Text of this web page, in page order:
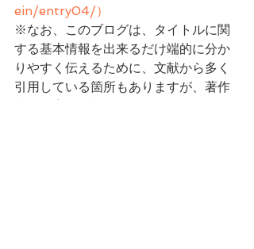
ein/entry04/）
※なお、このブログは、タイトルに関
する基本情報を出来るだけ端的に分か
りやすく伝えるために、文献から多く
引用している箇所もありますが、著作